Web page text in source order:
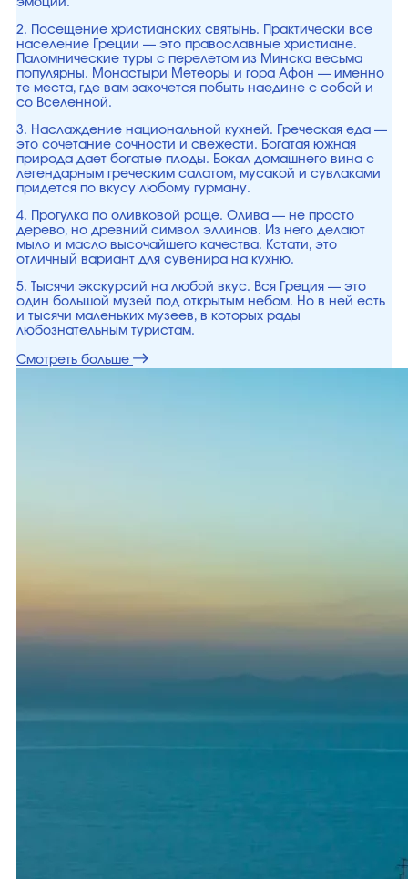
эмоции.
2. Посещение христианских святынь. Практически все
население Греции — это православные христиане.
Паломнические туры с перелетом из Минска весьма
популярны. Монастыри Метеоры и гора Афон — именно
те места, где вам захочется побыть наедине с собой и
со Вселенной.
3. Наслаждение национальной кухней. Греческая еда —
это сочетание сочности и свежести. Богатая южная
природа дает богатые плоды. Бокал домашнего вина с
легендарным греческим салатом, мусакой и сувлаками
придется по вкусу любому гурману.
4. Прогулка по оливковой роще. Олива — не просто
дерево, но древний символ эллинов. Из него делают
мыло и масло высочайшего качества. Кстати, это
отличный вариант для сувенира на кухню.
5. Тысячи экскурсий на любой вкус. Вся Греция — это
один большой музей под открытым небом. Но в ней есть
и тысячи маленьких музеев, в которых рады
любознательным туристам.
Смотреть больше